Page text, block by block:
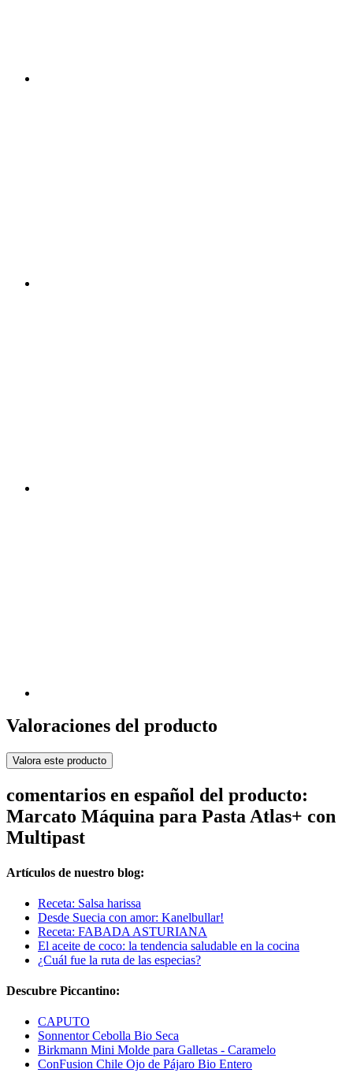
Valoraciones del producto
Valora este producto
comentarios en español del producto:
Marcato Máquina para Pasta Atlas+ con
Multipast
Artículos de nuestro blog:
Receta: Salsa harissa
Desde Suecia con amor: Kanelbullar!
Receta: FABADA ASTURIANA
El aceite de coco: la tendencia saludable en la cocina
¿Cuál fue la ruta de las especias?
Descubre Piccantino:
CAPUTO
Sonnentor Cebolla Bio Seca
Birkmann Mini Molde para Galletas - Caramelo
ConFusion Chile Ojo de Pájaro Bio Entero